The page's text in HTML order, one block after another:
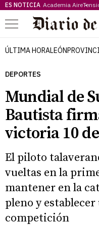
ES NOTICIA Academia Aire
Menú
ÚLTIMA HORALEÓN
DEPORTES
Mundial de
Bautista
victoria 10
El piloto
vueltas en la
mantener en la
pleno y
competición